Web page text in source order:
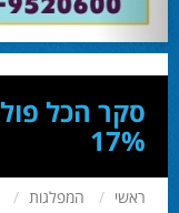
17%
ראשי המפלגות